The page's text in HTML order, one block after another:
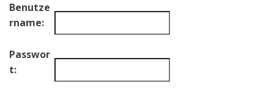
Benutze
rname:
Passwor
t: